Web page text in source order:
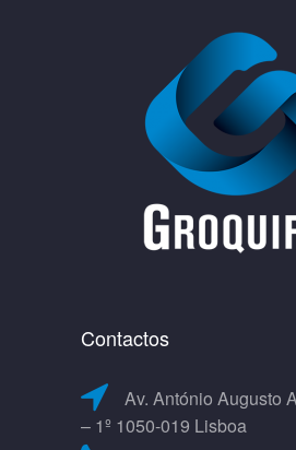
Contactos
Av. António Augusto
– 1º 1050-019 Lisboa